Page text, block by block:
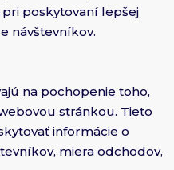
poskytovaní lepšej
návštevníkov.
na pochopenie toho,
stránkou. Tieto
informácie o
miera odchodov,